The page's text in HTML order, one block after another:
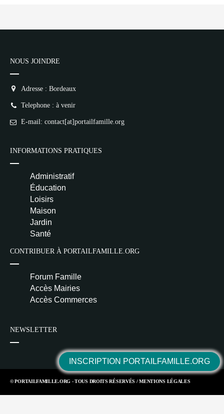
INSCRIPTION PORTAILFAMILLE.ORG
NOUS JOINDRE
Adresse : Bordeaux
Telephone : à venir
E-mail: contact[at]portailfamille.org
INFORMATIONS PRATIQUES
Administratif
Éducation
Loisirs
Maison
Jardin
Santé
CONTRIBUER À PORTAILFAMILLE.ORG
Forum Famille
Accès Mairies
Accès Commerces
NEWSLETTER
© PORTAILFAMILLE.ORG - TOUS DROITS RÉSERVÉS /MENTIONS LÉGALES